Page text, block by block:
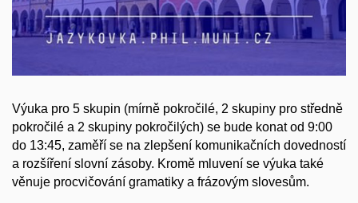
Výuka pro 5 skupin (mírně pokročilé, 2 skupiny pro středně
pokročilé a 2 skupiny pokročilých) se bude konat od 9:00
do 13:45, zaměří se na zlepšení komunikačních dovedností
a rozšíření slovní zásoby. Kromě mluvení se výuka také
věnuje procvičování gramatiky a frázovým slovesům.